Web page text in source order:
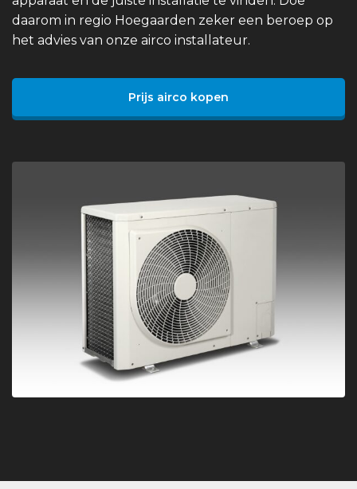
daarom in regio Hoegaarden zeker een beroep op
het advies van onze airco installateur.
Prijs airco kopen